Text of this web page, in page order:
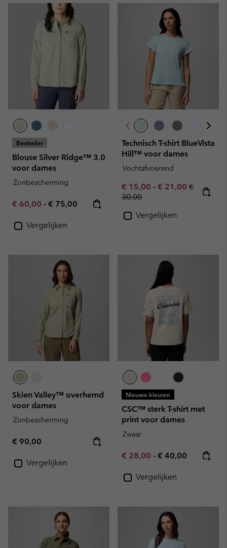
Bestseller
Blouse Silver Ridge™ 3.0
voor dames
Zonbescherming
Minimum sale price:
€ 60,00 - Maximum price:
€ 75,00
Vergelijken
Technisch T-shirt BlueVista
Hill™ voor dames
Vochtafvoerend
Minimum sale price:
€ 15,00 - Maximum sale
€ 21,00 Regular
€
30,00
Vergelijken
Skien Valley™ overhemd
voor dames
Zonbescherming
Regular price:
€ 90,00
Vergelijken
Nieuwe kleuren
CSC™ sterk T-shirt met
print voor dames
Zwaar
Minimum sale price:
€ 28,00 - Maximum price:
€ 40,00
Vergelijken